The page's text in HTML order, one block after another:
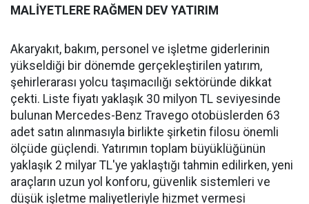
MALİYETLERE RAĞMEN DEV YATIRIM
Akaryakıt, bakım, personel ve işletme giderlerinin
yükseldiği bir dönemde gerçekleştirilen yatırım,
şehirlerarası yolcu taşımacılığı sektöründe dikkat
çekti. Liste fiyatı yaklaşık 30 milyon TL seviyesinde
bulunan Mercedes-Benz Travego otobüslerden 63
adet satın alınmasıyla birlikte şirketin filosu önemli
ölçüde güçlendi. Yatırımın toplam büyüklüğünün
yaklaşık 2 milyar TL'ye yaklaştığı tahmin edilirken, yeni
araçların uzun yol konforu, güvenlik sistemleri ve
düşük işletme maliyetleriyle hizmet vermesi